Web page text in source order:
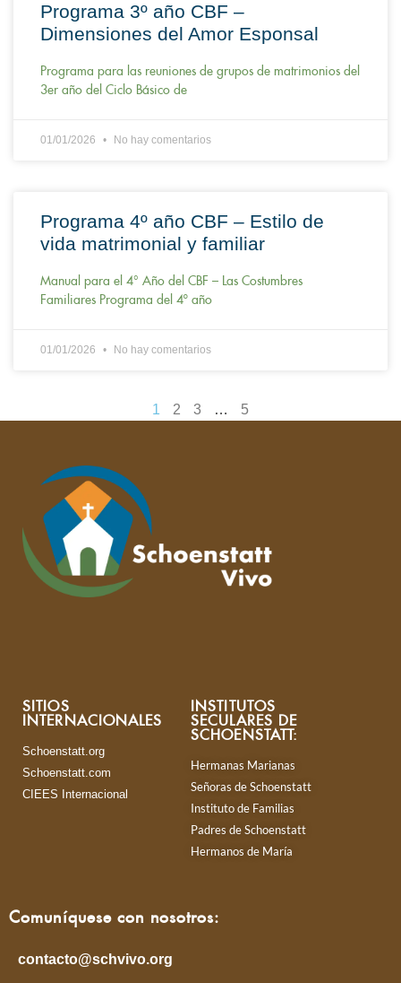
Programa 3º año CBF –
Dimensiones del Amor Esponsal
Programa para las reuniones de grupos de matrimonios del
3er año del Ciclo Básico de
01/01/2026 No hay comentarios
Programa 4º año CBF – Estilo de
vida matrimonial y familiar
Manual para el 4° Año del CBF – Las Costumbres
Familiares Programa del 4º año
01/01/2026 No hay comentarios
1 2 3 … 5
SITIOS
INTERNACIONALES
Schoenstatt.org
Schoenstatt.com
CIEES Internacional
INSTITUTOS
SECULARES DE
SCHOENSTATT:
Hermanas Marianas
Señoras de Schoenstatt
Instituto de Familias
Padres de Schoenstatt
Hermanos de María
Comuníquese con nosotros:
contacto@schvivo.org